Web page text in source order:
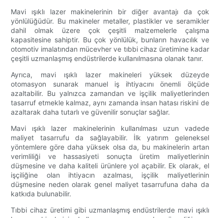
Mavi ışıklı lazer makinelerinin bir diğer avantajı da çok
yönlülüğüdür. Bu makineler metaller, plastikler ve seramikler
dahil olmak üzere çok çeşitli malzemelerle çalışma
kapasitesine sahiptir. Bu çok yönlülük, bunların havacılık ve
otomotiv imalatından mücevher ve tıbbi cihaz üretimine kadar
çeşitli uzmanlaşmış endüstrilerde kullanılmasına olanak tanır.
Ayrıca, mavi ışıklı lazer makineleri yüksek düzeyde
otomasyon sunarak manuel iş ihtiyacını önemli ölçüde
azaltabilir. Bu yalnızca zamandan ve işçilik maliyetlerinden
tasarruf etmekle kalmaz, aynı zamanda insan hatası riskini de
azaltarak daha tutarlı ve güvenilir sonuçlar sağlar.
Mavi ışıklı lazer makinelerinin kullanılması uzun vadede
maliyet tasarrufu da sağlayabilir. İlk yatırım geleneksel
yöntemlere göre daha yüksek olsa da, bu makinelerin artan
verimliliği ve hassasiyeti sonuçta üretim maliyetlerinin
düşmesine ve daha kaliteli ürünlere yol açabilir. Ek olarak, el
işçiliğine olan ihtiyacın azalması, işçilik maliyetlerinin
düşmesine neden olarak genel maliyet tasarrufuna daha da
katkıda bulunabilir.
Tıbbi cihaz üretimi gibi uzmanlaşmış endüstrilerde mavi ışıklı